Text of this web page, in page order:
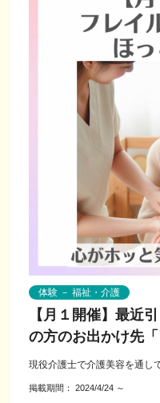
体験 － 福祉・介護
【月１開催】最近
の方のお出かけ先
こりんご」
現役介護士で介護美容を通し
掲載期間： 2024/4/24 ～